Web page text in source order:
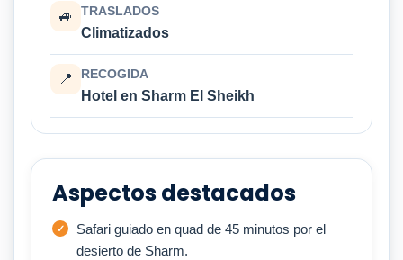
🚙 TRASLADOS
Climatizados
📍 RECOGIDA
Hotel en Sharm El Sheikh
Aspectos destacados
Safari guiado en quad de 45 minutos por el
desierto de Sharm.